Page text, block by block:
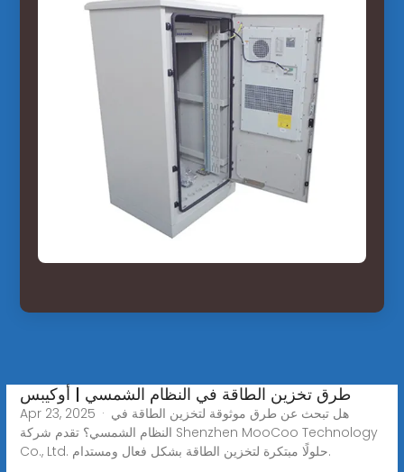
طرق تخزين الطاقة في النظام الشمسي | أوكيبس
Apr 23, 2025 · هل تبحث عن طرق موثوقة لتخزين الطاقة في
النظام الشمسي؟ تقدم شركة Shenzhen MooCoo Technology
Co., Ltd. حلولًا مبتكرة لتخزين الطاقة بشكل فعال ومستدام.